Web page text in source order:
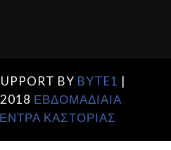
BY BYTE1 |
ΕΒΔΟΜΑΔΙΑΙΑ
ΚΑΣΤΟΡΙΑΣ